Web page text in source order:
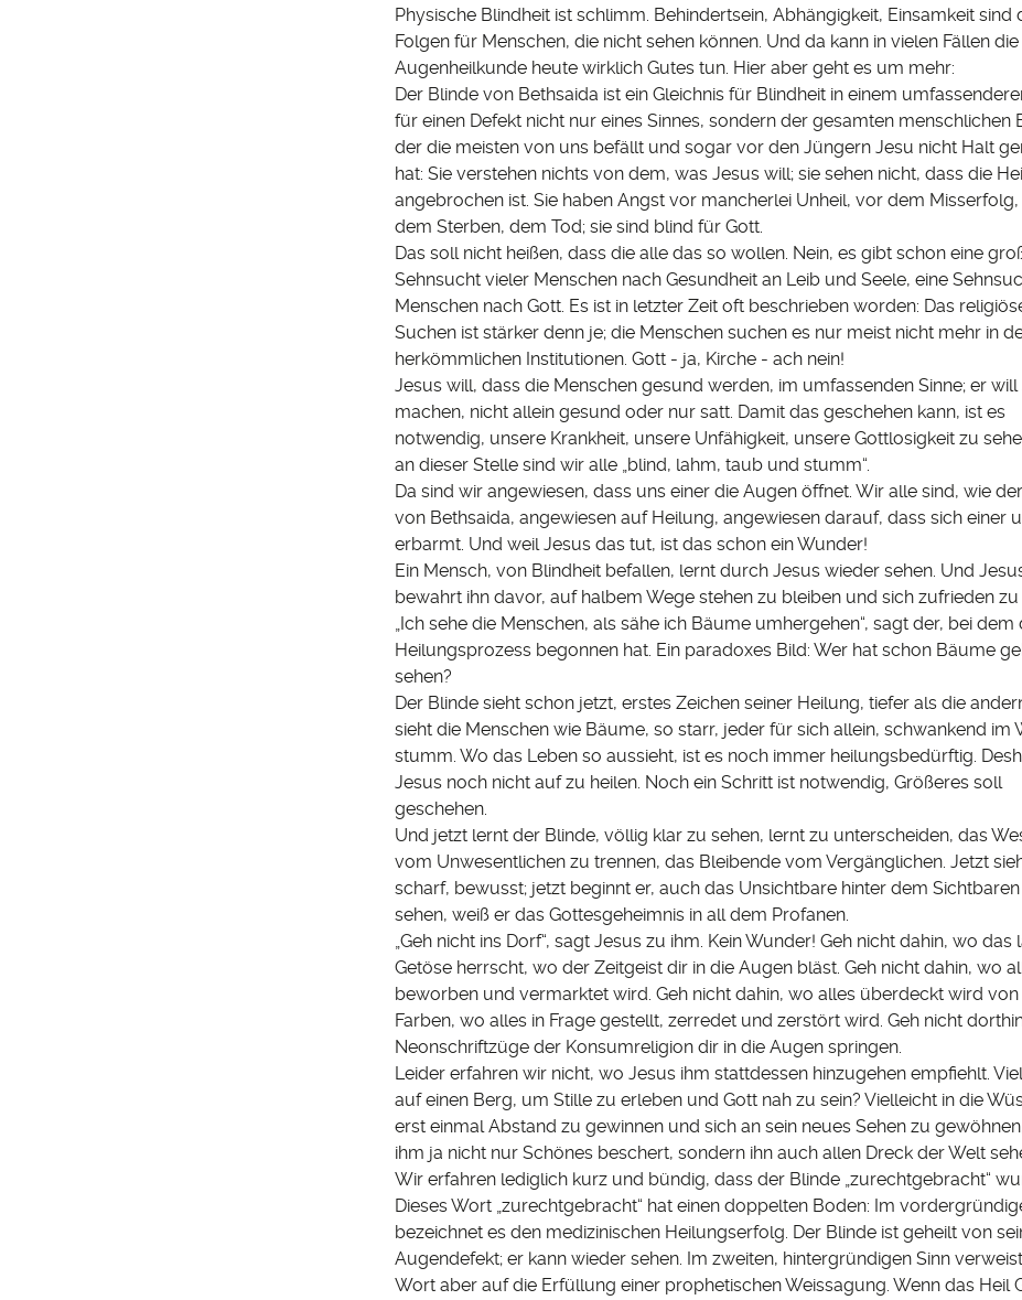
Physische Blindheit ist schlimm. Behindertsein, Abhängigkeit, Einsamkeit sind
Folgen für Menschen, die nicht sehen können. Und da kann in vielen Fällen die
Augenheilkunde heute wirklich Gutes tun. Hier aber geht es um mehr:
Der Blinde von Bethsaida ist ein Gleichnis für Blindheit in einem
für einen Defekt nicht nur eines Sinnes, sondern der gesamten menschlichen
der die meisten von uns befällt und sogar vor den Jüngern Jesu nicht Halt
hat: Sie verstehen nichts von dem, was Jesus will; sie sehen nicht, dass die
angebrochen ist. Sie haben Angst vor mancherlei Unheil, vor dem
dem Sterben, dem Tod; sie sind blind für Gott.
Das soll nicht heißen, dass die alle das so wollen. Nein, es gibt schon eine
Sehnsucht vieler Menschen nach Gesundheit an Leib und Seele, eine
Menschen nach Gott. Es ist in letzter Zeit oft beschrieben worden: Das
Suchen ist stärker denn je; die Menschen suchen es nur meist nicht mehr in
herkömmlichen Institutionen. Gott - ja, Kirche - ach nein!
Jesus will, dass die Menschen gesund werden, im umfassenden Sinne; er will
machen, nicht allein gesund oder nur satt. Damit das geschehen kann, ist es
notwendig, unsere Krankheit, unsere Unfähigkeit, unsere Gottlosigkeit zu
an dieser Stelle sind wir alle „blind, lahm, taub und stumm“.
Da sind wir angewiesen, dass uns einer die Augen öffnet. Wir alle sind, wie
von Bethsaida, angewiesen auf Heilung, angewiesen darauf, dass sich einer
erbarmt. Und weil Jesus das tut, ist das schon ein Wunder!
Ein Mensch, von Blindheit befallen, lernt durch Jesus wieder sehen. Und
bewahrt ihn davor, auf halbem Wege stehen zu bleiben und sich zufrieden zu
„Ich sehe die Menschen, als sähe ich Bäume umhergehen“, sagt der, bei dem
Heilungsprozess begonnen hat. Ein paradoxes Bild: Wer hat schon Bäume
sehen?
Der Blinde sieht schon jetzt, erstes Zeichen seiner Heilung, tiefer als die
sieht die Menschen wie Bäume, so starr, jeder für sich allein, schwankend im
stumm. Wo das Leben so aussieht, ist es noch immer heilungsbedürftig.
Jesus noch nicht auf zu heilen. Noch ein Schritt ist notwendig, Größeres soll
geschehen.
Und jetzt lernt der Blinde, völlig klar zu sehen, lernt zu unterscheiden, das
vom Unwesentlichen zu trennen, das Bleibende vom Vergänglichen. Jetzt
scharf, bewusst; jetzt beginnt er, auch das Unsichtbare hinter dem
sehen, weiß er das Gottesgeheimnis in all dem Profanen.
„Geh nicht ins Dorf“, sagt Jesus zu ihm. Kein Wunder! Geh nicht dahin, wo das
Getöse herrscht, wo der Zeitgeist dir in die Augen bläst. Geh nicht dahin, wo
beworben und vermarktet wird. Geh nicht dahin, wo alles überdeckt wird
Farben, wo alles in Frage gestellt, zerredet und zerstört wird. Geh nicht
Neonschriftzüge der Konsumreligion dir in die Augen springen.
Leider erfahren wir nicht, wo Jesus ihm stattdessen hinzugehen empfiehlt.
auf einen Berg, um Stille zu erleben und Gott nah zu sein? Vielleicht in die
erst einmal Abstand zu gewinnen und sich an sein neues Sehen zu
ihm ja nicht nur Schönes beschert, sondern ihn auch allen Dreck der Welt
Wir erfahren lediglich kurz und bündig, dass der Blinde „zurechtgebracht“
Dieses Wort „zurechtgebracht“ hat einen doppelten Boden: Im
bezeichnet es den medizinischen Heilungserfolg. Der Blinde ist geheilt von
Augendefekt; er kann wieder sehen. Im zweiten, hintergründigen Sinn
Wort aber auf die Erfüllung einer prophetischen Weissagung. Wenn das Heil